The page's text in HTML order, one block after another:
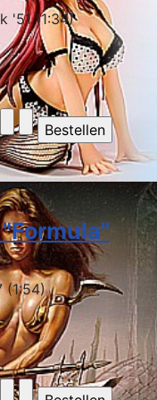
'51 (1:34)
(1:54)